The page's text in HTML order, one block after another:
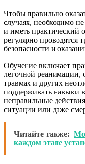
Чтобы правильно
случаях, необходимо
и иметь практический
регулярно проводятся
безопасности и
Обучение включает
легочной реанимации,
травмах и других
поддерживать навыки
неправильные
ситуации или даже
Читайте также:
каждом этапе